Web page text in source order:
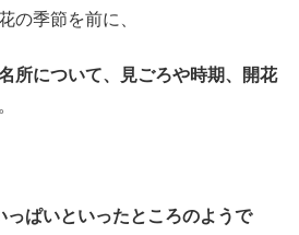
の季節を前に、
所について、見ごろや時期、開花
っぱいといったところのようで